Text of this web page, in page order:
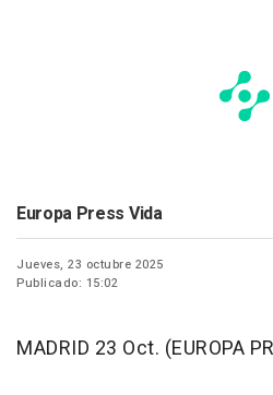
Europa Press Vida
Jueves, 23 octubre 2025
Publicado: 15:02
MADRID 23 Oct. (EUROPA